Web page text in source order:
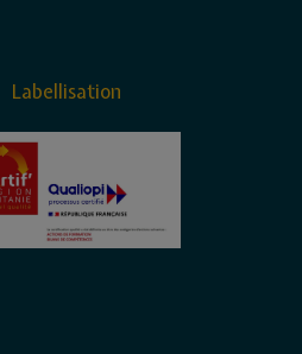
Labellisation